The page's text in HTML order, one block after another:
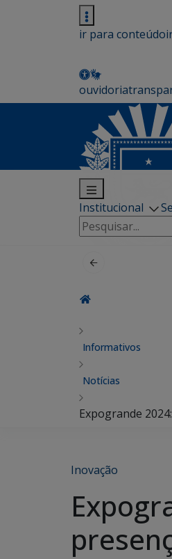
ir para conteúdo
ouvidoria
Institucional
Pesquisar
por:
Informativos
Notícias
Expogrande
Inovação